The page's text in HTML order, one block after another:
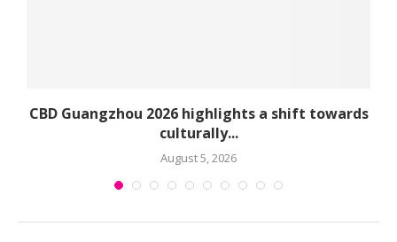
CBD Guangzhou 2026 highlights a shift towards
culturally...
August 5, 2026